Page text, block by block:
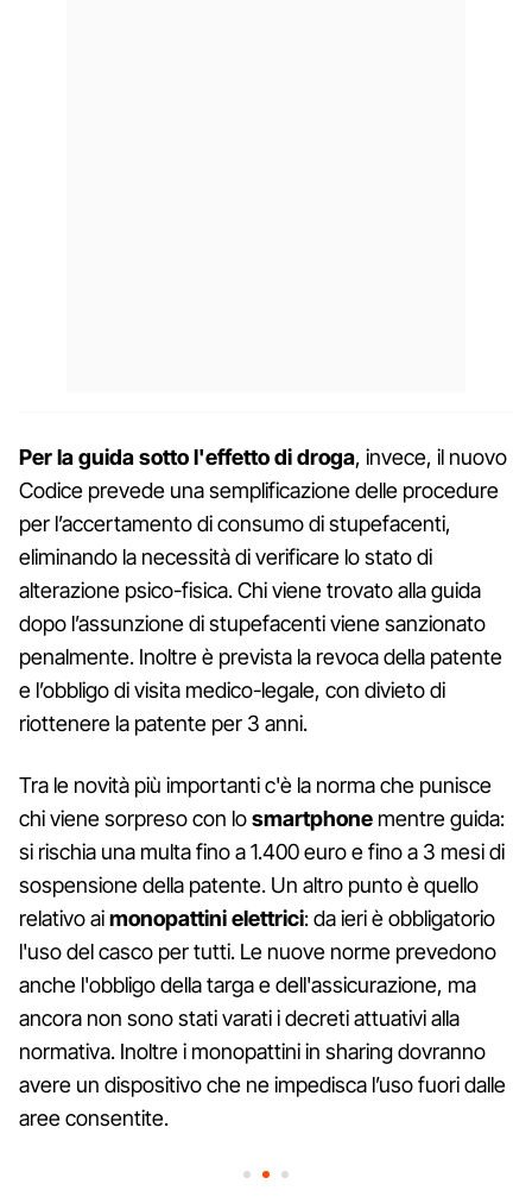
Per la guida sotto l'effetto di droga, invece, il nuovo
Codice prevede una semplificazione delle procedure
per l’accertamento di consumo di stupefacenti,
eliminando la necessità di verificare lo stato di
alterazione psico-fisica. Chi viene trovato alla guida
dopo l’assunzione di stupefacenti viene sanzionato
penalmente. Inoltre è prevista la revoca della patente
e l’obbligo di visita medico-legale, con divieto di
riottenere la patente per 3 anni.
Tra le novità più importanti c'è la norma che punisce
chi viene sorpreso con losmartphone mentre guida:
si rischia una multa fino a 1.400 euro e fino a 3 mesi di
sospensione della patente. Un altro punto è quello
relativo aimonopattini elettrici: da ieri è obbligatorio
l'uso del casco per tutti. Le nuove norme prevedono
anche l'obbligo della targa e dell'assicurazione, ma
ancora non sono stati varati i decreti attuativi alla
normativa. Inoltre i monopattini in sharing dovranno
avere un dispositivo che ne impedisca l’uso fuori dalle
aree consentite.